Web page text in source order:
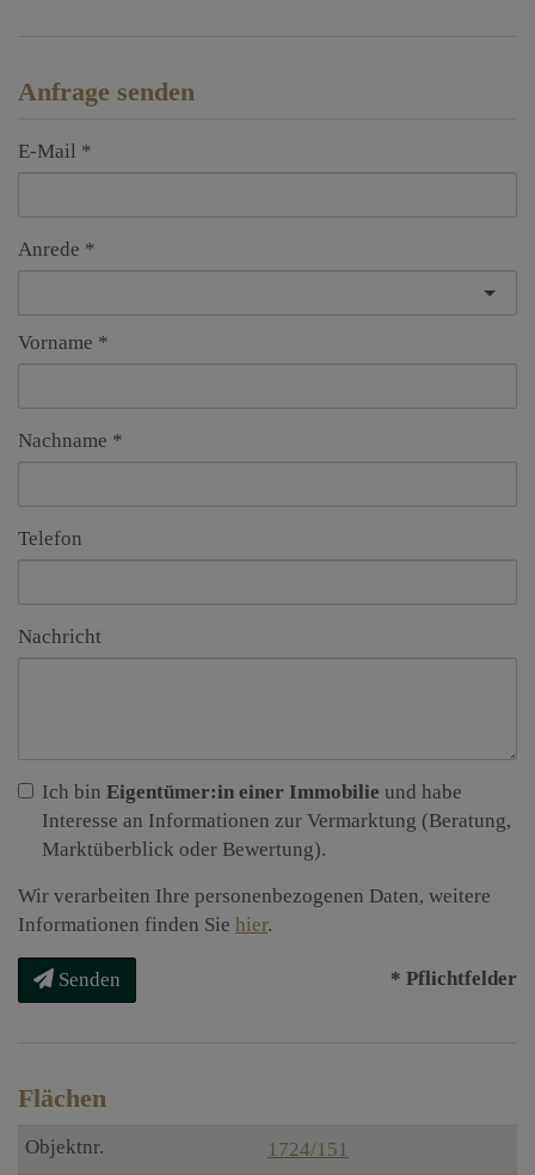
Anfrage senden
E-Mail
Anrede
Vorname
Nachname
Telefon
Nachricht
Ich bin Eigentümer:in einer Immobilie und habe
Interesse an Informationen zur Vermarktung (Beratung,
Marktüberblick oder Bewertung).
Wir verarbeiten Ihre personenbezogenen Daten, weitere
Informationen finden Sie hier.
Senden * Pflichtfelder
Flächen
1724/151